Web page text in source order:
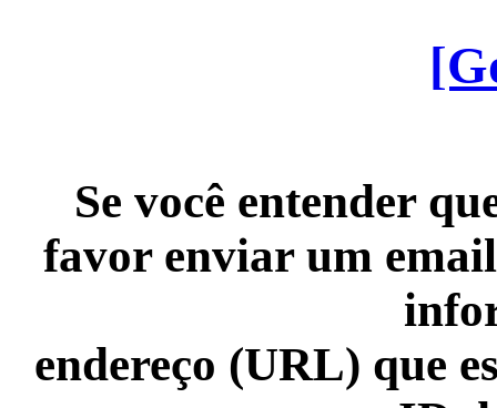
Se você entender
favor enviar um
endereço (URL) que